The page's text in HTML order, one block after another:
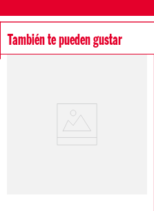
También te pueden gustar